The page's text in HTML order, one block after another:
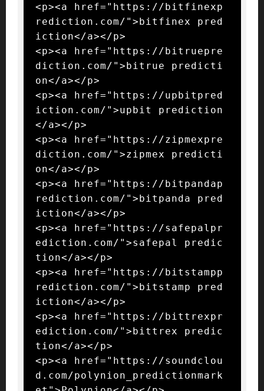
<p><a href="https://bitfinexp
rediction.com/">bitfinex pred
iction</a></p>
<p><a href="https://bitruepre
diction.com/">bitrue predicti
on</a></p>
<p><a href="https://upbitpred
iction.com/">upbit prediction
</a></p>
<p><a href="https://zipmexpre
diction.com/">zipmex predicti
on</a></p>
<p><a href="https://bitpandap
rediction.com/">bitpanda pred
iction</a></p>
<p><a href="https://safepalpr
ediction.com/">safepal predic
tion</a></p>
<p><a href="https://bitstampp
rediction.com/">bitstamp pred
iction</a></p>
<p><a href="https://bittrexpr
ediction.com/">bittrex predic
tion</a></p>
<p><a href="https://soundclou
d.com/polynion_predictionmark